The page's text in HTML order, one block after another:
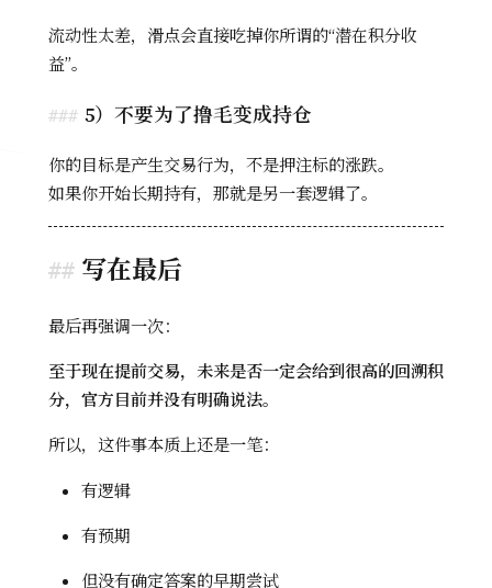
流动性太差，滑点会直接吃掉你所谓的“潜在积分收
益”。
5）不要为了撸毛变成持仓
你的目标是产生交易行为，不是押注标的涨跌。
如果你开始长期持有，那就是另一套逻辑了。
写在最后
最后再强调一次：
至于现在提前交易，未来是否一定会给到很高的回溯积
分，官方目前并没有明确说法。
所以，这件事本质上还是一笔：
有逻辑
有预期
但没有确定答案的早期尝试